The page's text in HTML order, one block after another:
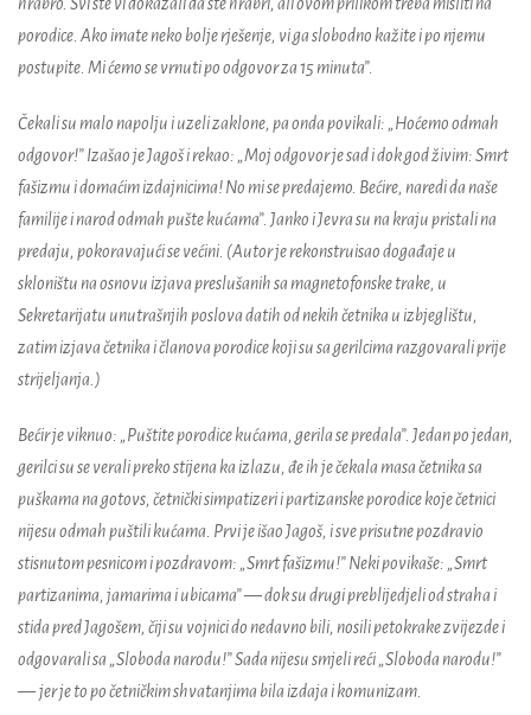
hrabro. Svi ste vi dokazali da ste hrabri, ali ovom prilikom treba misliti na
porodice. Ako imate neko bolje rješenje, vi ga slobodno kažite i po njemu
postupite. Mi ćemo se vrnuti po odgovor za 15 minuta”.
Čekali su malo napolju i uzeli zaklone, pa onda povikali: „Hoćemo odmah
odgovor!” Izašao je Jagoš i rekao: „Moj odgovor je sad i dok god živim: Smrt
fašizmu i domaćim izdajnicima! No mi se predajemo. Bećire, naredi da naše
familije i narod odmah pušte kućama”. Janko i Jevra su na kraju pristali na
predaju, pokoravajući se većini. (Autor je rekonstruisao događaje u
skloništu na osnovu izjava preslušanih sa magnetofonske trake, u
Sekretarijatu unutrašnjih poslova datih od nekih četnika u izbjeglištu,
zatim izjava četnika i članova porodice koji su sa gerilcima razgovarali prije
strijeljanja.)
Bećir je viknuo: „Puštite porodice kućama, gerila se predala”. Jedan po jedan,
gerilci su se verali preko stijena ka izlazu, đe ih je čekala masa četnika sa
puškama na gotovs, četnički simpatizeri i partizanske porodice koje četnici
nijesu odmah puštili kućama. Prvi je išao Jagoš, i sve prisutne pozdravio
stisnutom pesnicom i pozdravom: „Smrt fašizmu!” Neki povikaše: „Smrt
partizanima, jamarima i ubicama”—dok su drugi preblijedjeli od straha i
stida pred Jagošem, čiji su vojnici do nedavno bili, nosili petokrake zvijezde i
odgovarali sa „Sloboda narodu!” Sada nijesu smjeli reći „Sloboda narodu!”
—jer je to po četničkim shvatanjima bila izdaja i komunizam.